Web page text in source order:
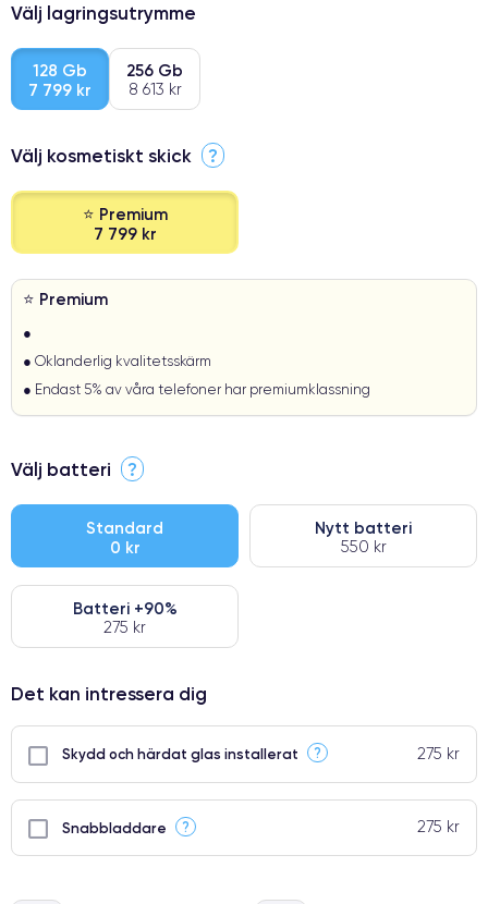
Välj lagringsutrymme
128 Gb
7 799 kr
256 Gb
8 613 kr
Välj kosmetiskt skick ?
⭐ Premium
7 799 kr
⭐ Premium
●
● Oklanderlig kvalitetsskärm
● Endast 5% av våra telefoner har premiumklassning
Välj batteri ?
Standard
0 kr
Nytt batteri
550 kr
Batteri +90%
275 kr
Det kan intressera dig
Skydd och härdat glas installerat ? 275 kr
Snabbladdare ? 275 kr